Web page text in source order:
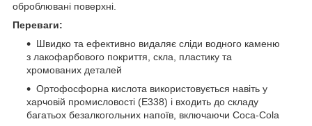
оброблювані поверхні.
Переваги:
Швидко та ефективно видаляє сліди водного каменю
з лакофарбового покриття, скла, пластику та
хромованих деталей
Ортофосфорна кислота використовується навіть у
харчовій промисловості (E338) і входить до складу
багатьох безалкогольних напоїв, включаючи Coca-Cola